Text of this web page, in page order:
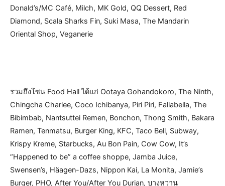
Donald’s/MC Café, Milch, MK Gold, QQ Dessert, Red
Diamond, Scala Sharks Fin, Suki Masa, The Mandarin
Oriental Shop, Veganerie
รวมถึงโซน Food Hall ได้แก่ Ootaya Gohandokoro, The Ninth,
Chingcha Charlee, Coco Ichibanya, Piri Piri, Fallabella, The
Bibimbab, Nantsuttei Remen, Bonchon, Thong Smith, Bakara
Ramen, Tenmatsu, Burger King, KFC, Taco Bell, Subway,
Krispy Kreme, Starbucks, Au Bon Pain, Cow Cow, It’s
“Happened to be” a coffee shoppe, Jamba Juice,
Swensen’s, Häagen-Dazs, Nippon Kai, La Monita, Jamie’s
Burger, PHO, After You/After You Durian, บางหวาน